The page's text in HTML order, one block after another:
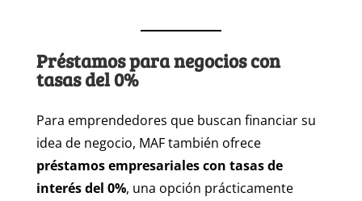
Préstamos para negocios con
tasas del 0%
Para emprendedores que buscan financiar su
idea de negocio, MAF también ofrece
préstamos empresariales con tasas de
interés del 0%, una opción prácticamente